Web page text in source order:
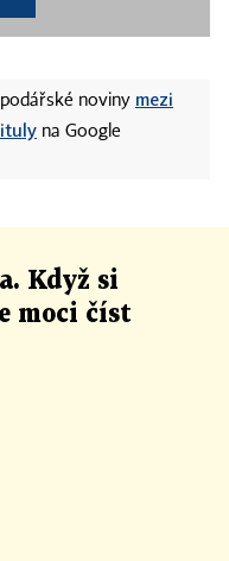
noviny mezi
na Google
Když si
moci číst